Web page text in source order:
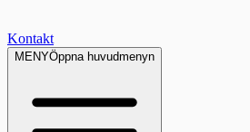
Kontakt
MENYÖppna huvudmenyn